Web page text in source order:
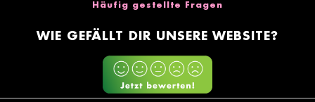
Häufig gestellte Fragen
WIE GEFÄLLT DIR UNSERE WEBSITE?